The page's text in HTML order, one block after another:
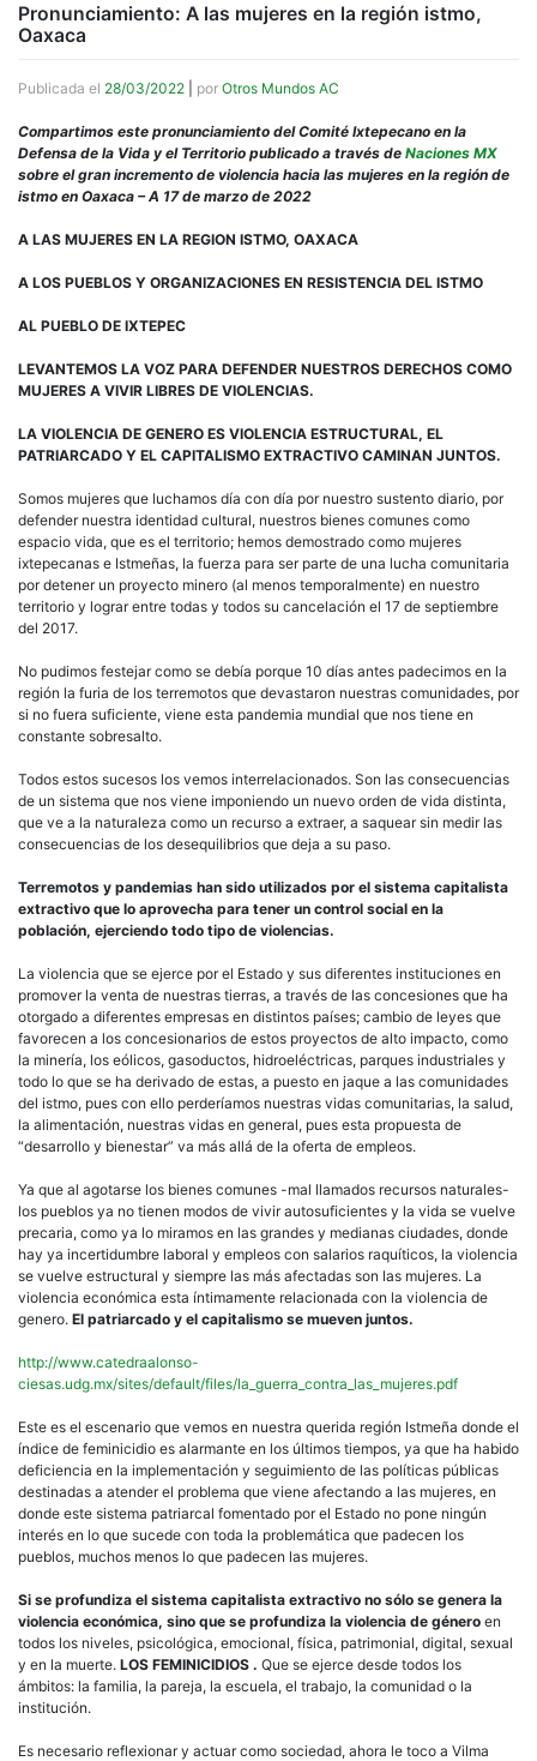
Pronunciamiento: A las mujeres en la región istmo,
Oaxaca
Publicada el 28/03/2022 por Otros Mundos AC
Compartimos este pronunciamiento del Comité Ixtepecano en la
Defensa de la Vida y el Territorio publicado a través de Naciones MX
sobre el gran incremento de violencia hacia las mujeres en la región de
istmo en Oaxaca – A 17 de marzo de 2022
A LAS MUJERES EN LA REGION ISTMO, OAXACA
A LOS PUEBLOS Y ORGANIZACIONES EN RESISTENCIA DEL ISTMO
AL PUEBLO DE IXTEPEC
LEVANTEMOS LA VOZ PARA DEFENDER NUESTROS DERECHOS COMO
MUJERES A VIVIR LIBRES DE VIOLENCIAS.
LA VIOLENCIA DE GENERO ES VIOLENCIA ESTRUCTURAL, EL
PATRIARCADO Y EL CAPITALISMO EXTRACTIVO CAMINAN JUNTOS.
Somos mujeres que luchamos día con día por nuestro sustento diario, por
defender nuestra identidad cultural, nuestros bienes comunes como
espacio vida, que es el territorio; hemos demostrado como mujeres
ixtepecanas e Istmeñas, la fuerza para ser parte de una lucha comunitaria
por detener un proyecto minero (al menos temporalmente) en nuestro
territorio y lograr entre todas y todos su cancelación el 17 de septiembre
del 2017.
No pudimos festejar como se debía porque 10 días antes padecimos en la
región la furia de los terremotos que devastaron nuestras comunidades, por
si no fuera suficiente, viene esta pandemia mundial que nos tiene en
constante sobresalto.
Todos estos sucesos los vemos interrelacionados. Son las consecuencias
de un sistema que nos viene imponiendo un nuevo orden de vida distinta,
que ve a la naturaleza como un recurso a extraer, a saquear sin medir las
consecuencias de los desequilibrios que deja a su paso.
Terremotos y pandemias han sido utilizados por el sistema capitalista
extractivo que lo aprovecha para tener un control social en la
población, ejerciendo todo tipo de violencias.
La violencia que se ejerce por el Estado y sus diferentes instituciones en
promover la venta de nuestras tierras, a través de las concesiones que ha
otorgado a diferentes empresas en distintos países; cambio de leyes que
favorecen a los concesionarios de estos proyectos de alto impacto, como
la minería, los eólicos, gasoductos, hidroeléctricas, parques industriales y
todo lo que se ha derivado de estas, a puesto en jaque a las comunidades
del istmo, pues con ello perderíamos nuestras vidas comunitarias, la salud,
la alimentación, nuestras vidas en general, pues esta propuesta de
“desarrollo y bienestar” va más allá de la oferta de empleos.
Ya que al agotarse los bienes comunes -mal llamados recursos naturales-
los pueblos ya no tienen modos de vivir autosuficientes y la vida se vuelve
precaria, como ya lo miramos en las grandes y medianas ciudades, donde
hay ya incertidumbre laboral y empleos con salarios raquíticos, la violencia
se vuelve estructural y siempre las más afectadas son las mujeres. La
violencia económica esta íntimamente relacionada con la violencia de
genero. El patriarcado y el capitalismo se mueven juntos.
http://www.catedraalonso-
ciesas.udg.mx/sites/default/files/la_guerra_contra_las_mujeres.pdf
Este es el escenario que vemos en nuestra querida región Istmeña donde el
índice de feminicidio es alarmante en los últimos tiempos, ya que ha habido
deficiencia en la implementación y seguimiento de las políticas públicas
destinadas a atender el problema que viene afectando a las mujeres, en
donde este sistema patriarcal fomentado por el Estado no pone ningún
interés en lo que sucede con toda la problemática que padecen los
pueblos, muchos menos lo que padecen las mujeres.
Si se profundiza el sistema capitalista extractivo no sólo se genera la
violencia económica, sino que se profundiza la violencia de género en
todos los niveles, psicológica, emocional, física, patrimonial, digital, sexual
y en la muerte. LOS FEMINICIDIOS . Que se ejerce desde todos los
ámbitos: la familia, la pareja, la escuela, el trabajo, la comunidad o la
institución.
Es necesario reflexionar y actuar como sociedad, ahora le toco a Vilma